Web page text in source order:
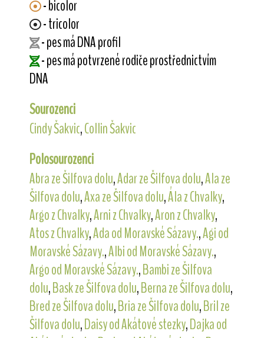
- bicolor
- tricolor
- pes má DNA profil
- pes má potvrzené rodiče prostřednictvím
DNA
Sourozenci
Cindy Šakvic,Collin Šakvic
Polosourozenci
Abra ze Šilfova dolu,Adar ze Šilfova dolu,Ala ze
Šilfova dolu,Axa ze Šilfova dolu,Ála z Chvalky,
Argo z Chvalky,Arni z Chvalky,Aron z Chvalky,
Atos z Chvalky,Ada od Moravské Sázavy.,Agi od
Moravské Sázavy.,Albi od Moravské Sázavy.,
Argo od Moravské Sázavy.,Bambi ze Šilfova
dolu,Bask ze Šilfova dolu,Berna ze Šilfova dolu,
Bred ze Šilfova dolu,Bria ze Šilfova dolu,Bril ze
Šilfova dolu,Daisy od Akátové stezky,Dajka od